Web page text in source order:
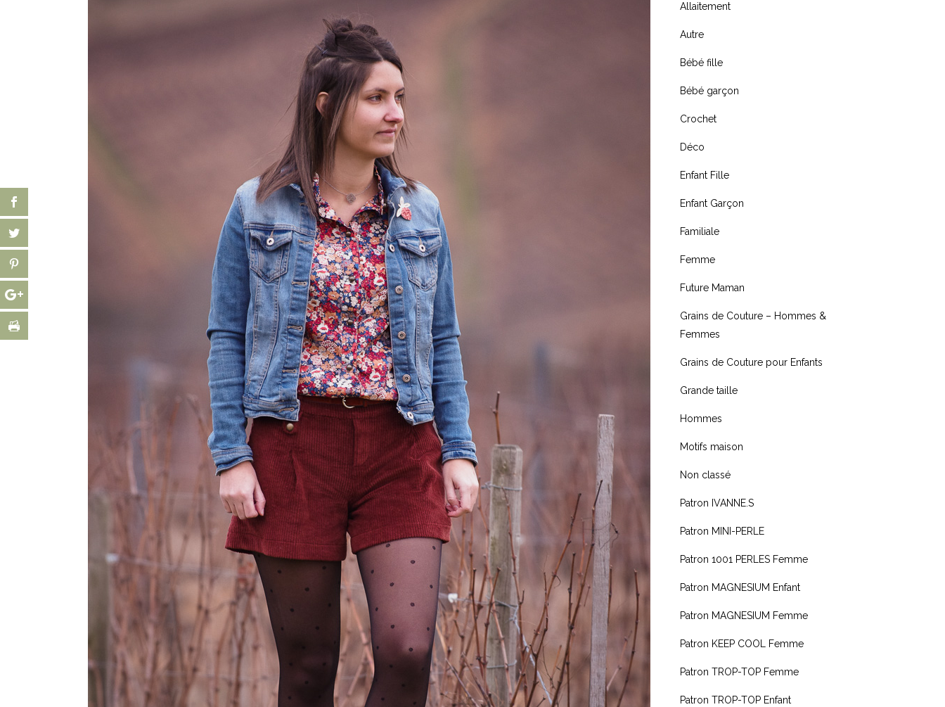
Allaitement
Autre
Bébé fille
Bébé garçon
Crochet
Déco
Enfant Fille
Enfant Garçon
Familiale
Femme
Future Maman
Grains de Couture – Hommes &
Femmes
Grains de Couture pour Enfants
Grande taille
Hommes
Motifs maison
Non classé
Patron IVANNE.S
Patron MINI-PERLE
Patron 1001 PERLES Femme
Patron MAGNESIUM Enfant
Patron MAGNESIUM Femme
Patron KEEP COOL Femme
Patron TROP-TOP Femme
Patron TROP-TOP Enfant